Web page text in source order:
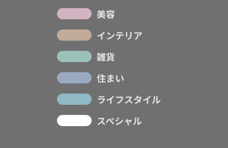
美容
インテリア
雑貨
住まい
ライフスタイル
スペシャル